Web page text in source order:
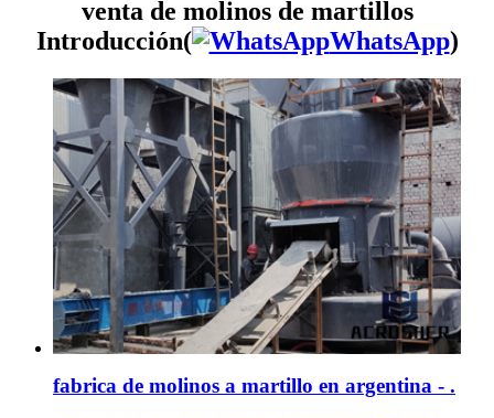
venta de molinos de martillos
Introducción(
WhatsApp)
fabrica de molinos a martillo en argentina - .